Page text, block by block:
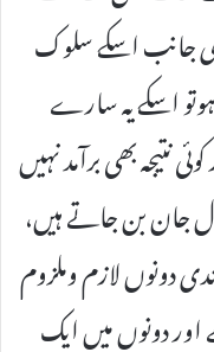
جانب اسکے سلوک
ہوتو اسکے یہ سارے
نتیجہ بھی برآمد نہیں
جان بن جاتے ہیں،
دونوں لازم وملزوم
دونوں میں ایک